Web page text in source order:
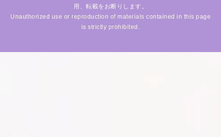
用、転載をお断りします。
Unauthorized use or reproduction of materials contained in this page
is strictly prohibited.